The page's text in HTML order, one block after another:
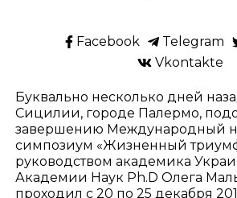
Facebook Telegram
Vkontakte
Буквально несколько дней
Сицилии, городе Палермо,
завершению Международный
симпозиум «Жизненный
руководством академика
Академии Наук Ph.D Олега
проходил с 20 по 25 декабря